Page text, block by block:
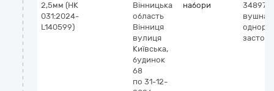
2,5мм (НК
031:2024-
L140599)
Вінницька
область
Вінниця
вулиця
Київська,
будинок
68
по 31-12-
набори
34897
вушна